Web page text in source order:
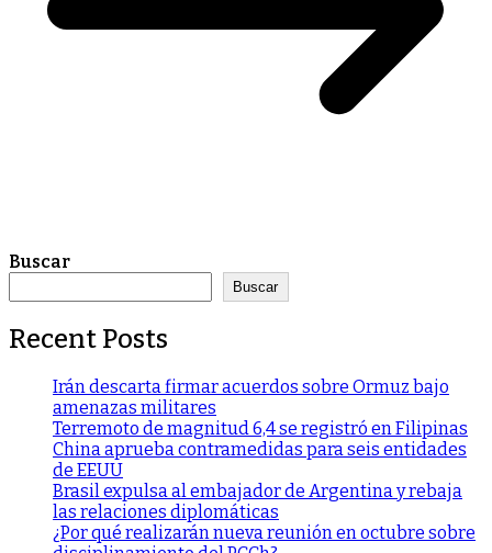
Buscar
Buscar
Recent Posts
Irán descarta firmar acuerdos sobre Ormuz bajo
amenazas militares
Terremoto de magnitud 6,4 se registró en Filipinas
China aprueba contramedidas para seis entidades
de EEUU
Brasil expulsa al embajador de Argentina y rebaja
las relaciones diplomáticas
¿Por qué realizarán nueva reunión en octubre sobre